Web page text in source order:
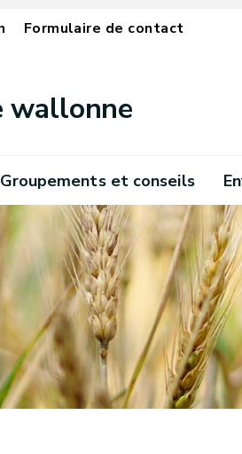
Formulaire de contact
wallonne
Groupements et conseils